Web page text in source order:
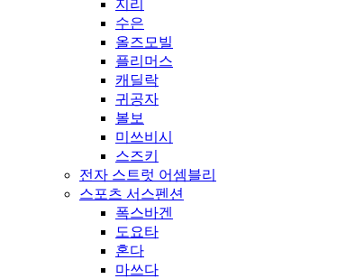
지리
수은
올즈모빌
플리머스
캐딜락
귀공자
볼보
미쓰비시
스즈키
전자 스트럿 어셈블리
스포츠 서스펜션
폭스바겐
도요타
혼다
마쓰다